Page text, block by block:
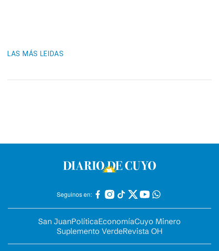
LAS MÁS LEIDAS
Seguinos en:
San JuanPolíticaEconomíaCuyo Minero
Suplemento VerdeRevista OH